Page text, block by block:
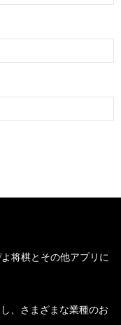
将棋とその他アプリに
、さまざまな業種のお